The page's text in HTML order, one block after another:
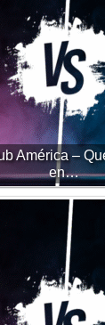
América –
en…